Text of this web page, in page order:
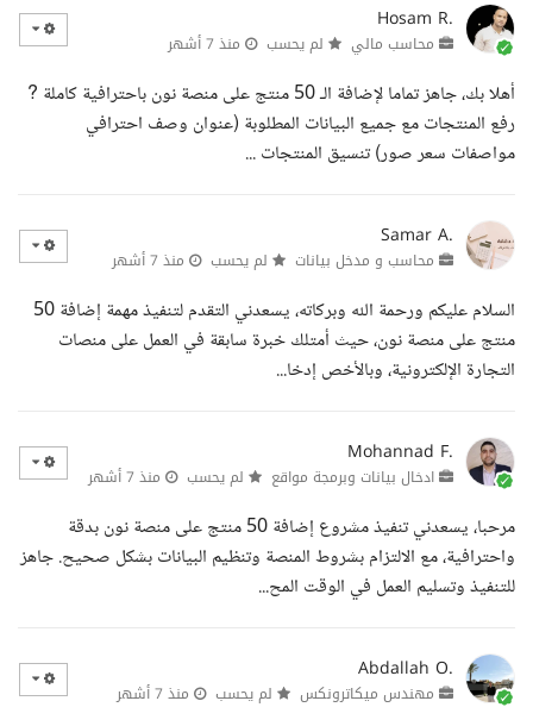
Hosam R.
محاسب مالي لم يحسب منذ 7 أشهر
أهلا بك، جاهز تماما لإضافة الـ 50 منتج على منصة نون باحترافية كاملة ?
رفع المنتجات مع جميع البيانات المطلوبة (عنوان وصف احترافي
مواصفات سعر صور) تنسيق المنتجات ...
Samar A.
محاسب و مدخل بيانات لم يحسب منذ 7 أشهر
السلام عليكم ورحمة الله وبركاته، يسعدني التقدم لتنفيذ مهمة إضافة 50
منتج على منصة نون، حيث أمتلك خبرة سابقة في العمل على منصات
التجارة الإلكترونية، وبالأخص إدخا...
Mohannad F.
ادخال بيانات وبرمجة مواقع لم يحسب منذ 7 أشهر
مرحبا، يسعدني تنفيذ مشروع إضافة 50 منتج على منصة نون بدقة
واحترافية، مع الالتزام بشروط المنصة وتنظيم البيانات بشكل صحيح. جاهز
للتنفيذ وتسليم العمل في الوقت المح...
Abdallah O.
مهندس ميكاترونكس لم يحسب منذ 7 أشهر